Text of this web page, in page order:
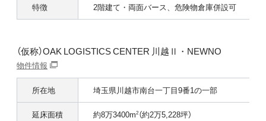
特徴 2階建て・両面バース、危険物倉庫併設可
（仮称）OAK LOGISTICS CENTER 川越Ⅱ・NEWNO
物件情報
所在地 埼玉県川越市南台一丁目9番1の一部
延床面積 約8万3400m2（約2万5,228坪）